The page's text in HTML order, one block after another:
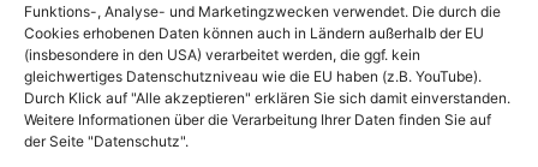
Funktions-, Analyse- und Marketingzwecken verwendet. Die durch die
Cookies erhobenen Daten können auch in Ländern außerhalb der EU
(insbesondere in den USA) verarbeitet werden, die ggf. kein
gleichwertiges Datenschutzniveau wie die EU haben (z.B. YouTube).
Durch Klick auf "Alle akzeptieren" erklären Sie sich damit einverstanden.
Weitere Informationen über die Verarbeitung Ihrer Daten finden Sie auf
der Seite "Datenschutz".
GEMEINSCHAFTSGARTEN